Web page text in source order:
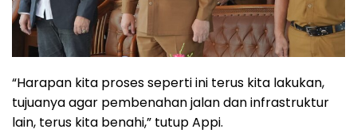
“Harapan kita proses seperti ini terus kita lakukan,
tujuanya agar pembenahan jalan dan infrastruktur
lain, terus kita benahi,” tutup Appi.